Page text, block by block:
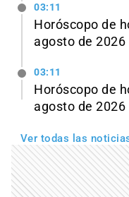
03:11
Horóscopo de
agosto de 2026
03:11
Horóscopo de
agosto de 2026
Ver todas las